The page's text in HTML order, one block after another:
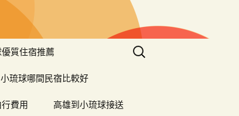
質住宿推薦
小琉球哪間民宿比較好
費用 高雄到小琉球接送
搜
尋